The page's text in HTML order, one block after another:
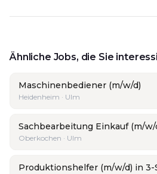
Ähnliche Jobs, die Sie
Maschinenbediener (m/w/d)
Heidenheim · Ulm
Sachbearbeitung Einkauf (m/w/
Oberkochen · Ulm
Produktionshelfer (m/w/d) in